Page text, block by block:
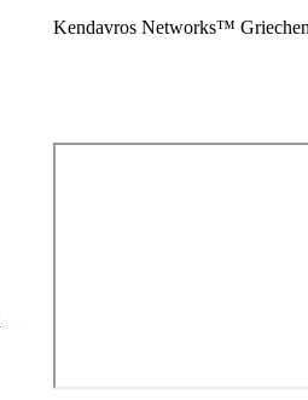
Kendavros Networks™